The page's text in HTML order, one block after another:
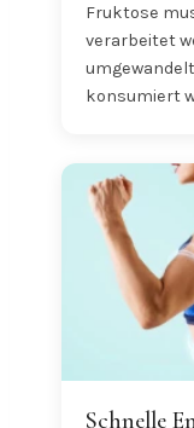
Fruktose
verarbeitet
konsumiert
Schnelle